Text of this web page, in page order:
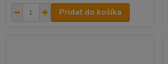
Pridať do košíka